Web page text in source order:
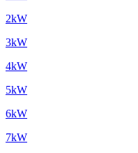
2kW
3kW
4kW
5kW
6kW
7kW